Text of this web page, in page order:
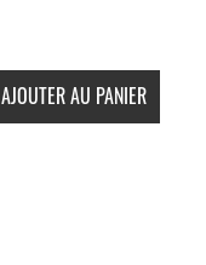
AJOUTER AU PANIER